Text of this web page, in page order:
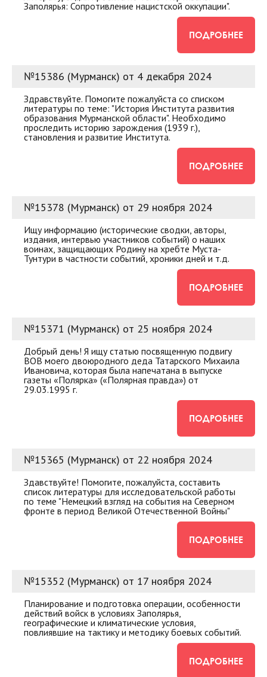
Заполярья: Сопротивление нацистской оккупации".
ПОДРОБНЕЕ
№15386 (Мурманск) от 4 декабря 2024
Здравствуйте. Помогите пожалуйста со списком
литературы по теме: "История Института развития
образования Мурманской области". Необходимо
проследить историю зарождения (1939 г.),
становления и развитие Института.
ПОДРОБНЕЕ
№15378 (Мурманск) от 29 ноября 2024
Ищу информацию (исторические сводки, авторы,
издания, интервью участников событий) о наших
воинах, защищающих Родину на хребте Муста-
Тунтури в частности событий, хроники дней и т.д.
ПОДРОБНЕЕ
№15371 (Мурманск) от 25 ноября 2024
Добрый день! Я ищу статью посвященную подвигу
ВОВ моего двоюродного деда Татарского Михаила
Ивановича, которая была напечатана в выпуске
газеты «Полярка» («Полярная правда») от
29.03.1995 г.
ПОДРОБНЕЕ
№15365 (Мурманск) от 22 ноября 2024
Здавствуйте! Помогите, пожалуйста, составить
список литературы для исследовательской работы
по теме "Немецкий взгляд на события на Северном
фронте в период Великой Отечественной Войны"
ПОДРОБНЕЕ
№15352 (Мурманск) от 17 ноября 2024
Планирование и подготовка операции, особенности
действий войск в условиях Заполярья,
географические и климатические условия,
повлиявшие на тактику и методику боевых событий.
ПОДРОБНЕЕ